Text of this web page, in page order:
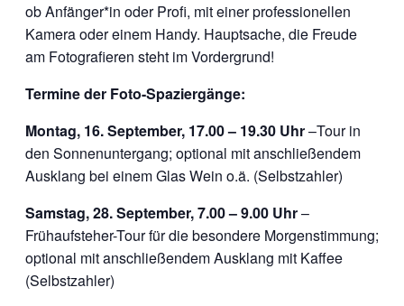
ob Anfänger*in oder Profi, mit einer professionellen
Kamera oder einem Handy. Hauptsache, die Freude
am Fotografieren steht im Vordergrund!
Termine der Foto-Spaziergänge:
Montag, 16. September, 17.00 – 19.30 Uhr–Tour in
den Sonnenuntergang; optional mit anschließendem
Ausklang bei einem Glas Wein o.ä. (Selbstzahler)
Samstag, 28. September, 7.00 – 9.00 Uhr–
Frühaufsteher-Tour für die besondere Morgenstimmung;
optional mit anschließendem Ausklang mit Kaffee
(Selbstzahler)